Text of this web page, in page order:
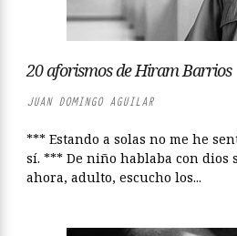
20 aforismos de Hiram Barrios
JUAN DOMINGO AGUILAR
*** Estando a solas no me he
sí. *** De niño hablaba con dios
ahora, adulto, escucho los...